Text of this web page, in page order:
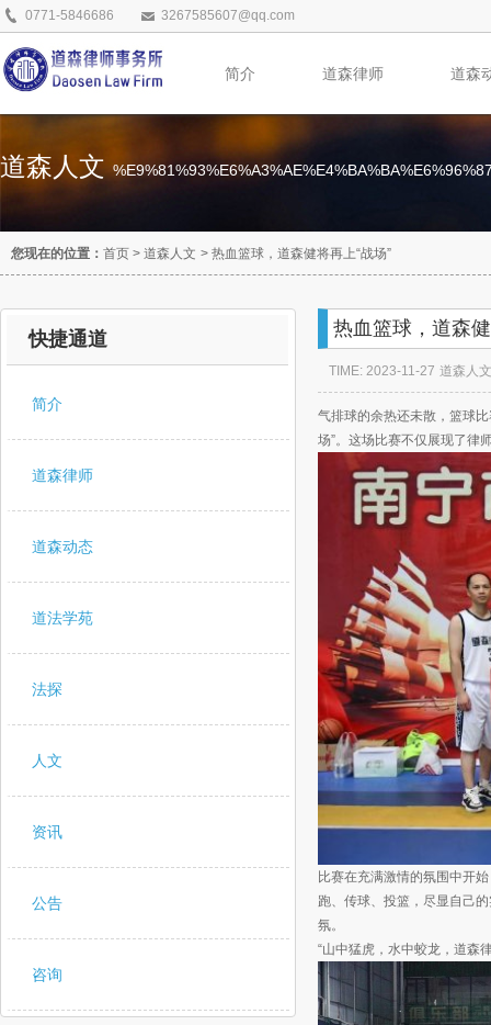
0771-5846686 3267585607@qq.com
简介 道森律师 道森
道森人文
您现在的位置： 首页 > 道森人文 > 热血篮球，道森健将再上“战场”
快捷通道
简介
道森律师
道森动态
道法学苑
法探
人文
资讯
公告
咨询
热血篮球，道森
TIME: 2023-11-27 道森人文
气排球的余热还未散，篮球
场”。这场比赛不仅展现了律
比赛在充满激情的氛围中开
跑、传球、投篮，尽显自己
氛。
“山中猛虎，水中蛟龙，道森